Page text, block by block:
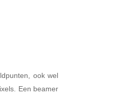
ook wel
Een beamer